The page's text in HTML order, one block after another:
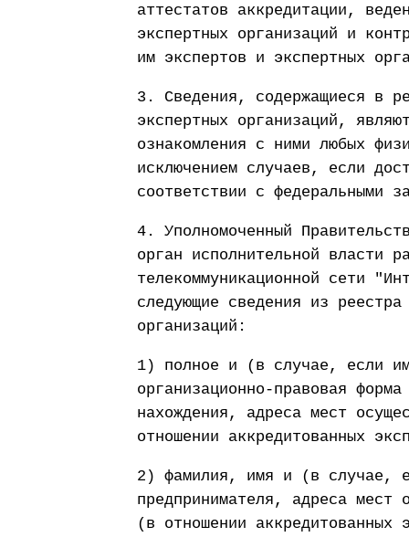
аттестатов аккредитации,
экспертных организаций и
им экспертов и экспертных
3. Сведения, содержащиеся в
экспертных организаций,
ознакомления с ними любых
исключением случаев, если
соответствии с федеральными
4. Уполномоченный
орган исполнительной власти
телекоммуникационной сети
следующие сведения из
организаций:
1) полное и (в случае, если
организационно-правовая
нахождения, адреса мест
отношении аккредитованных
2) фамилия, имя и (в случае,
предпринимателя, адреса мест
(в отношении аккредитованных